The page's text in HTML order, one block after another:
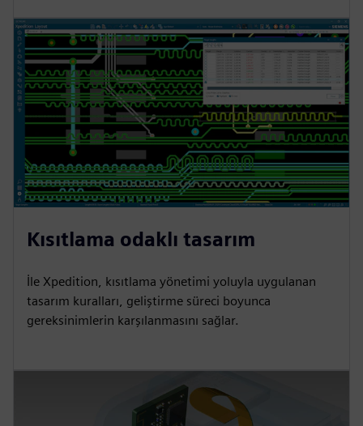
Kısıtlama odaklı tasarım
İle Xpedition, kısıtlama yönetimi yoluyla uygulanan
tasarım kuralları, geliştirme süreci boyunca
gereksinimlerin karşılanmasını sağlar.